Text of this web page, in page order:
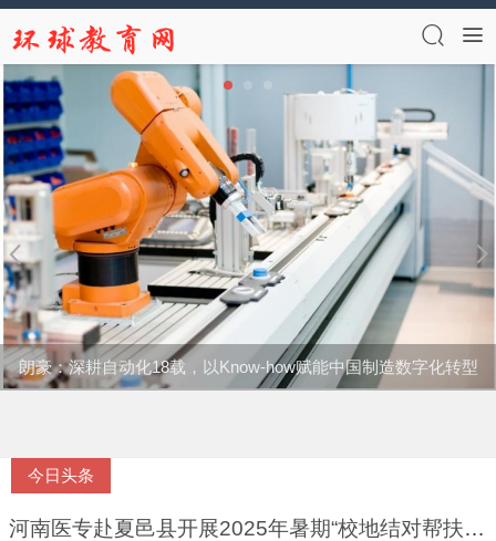
朗豪：深耕自动化18载，以Know-how赋能中国制造数字化转型
今日头条
河南医专赴夏邑县开展2025年暑期“校地结对帮扶”活动